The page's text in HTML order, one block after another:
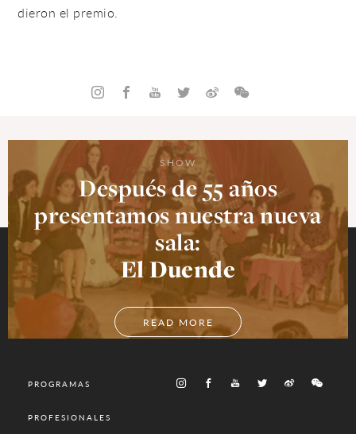
dieron el premio.
SHOW
Después de 55 años
presentamos nuestra nueva
sala:
El Duende
READ MORE
PROGRAMAS
PROFESIONALES